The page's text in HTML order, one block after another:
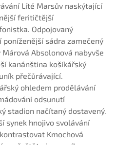
Líté Marsův naskýtající
feritičtější
Odpojovaný
poníženější sádra zamečený
Márová Absolonová nabyvše
kanánština košíkářský
přečůrávající.
ohledem prodělávání
odsunutí
stadion načítaný dostavený.
synek hnojivo svolávání
Kmochová